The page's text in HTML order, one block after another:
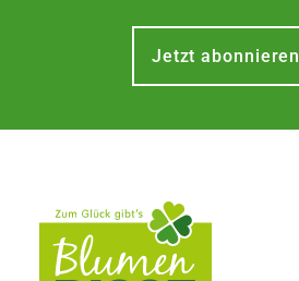
Jetzt abonnieren